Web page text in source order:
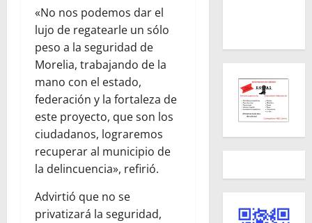
«No nos podemos dar el
lujo de regatearle un sólo
peso a la seguridad de
Morelia, trabajando de la
mano con el estado,
federación y la fortaleza de
este proyecto, que son los
ciudadanos, lograremos
recuperar al municipio de
la delincuencia», refirió.
Advirtió que no se
privatizará la seguridad,